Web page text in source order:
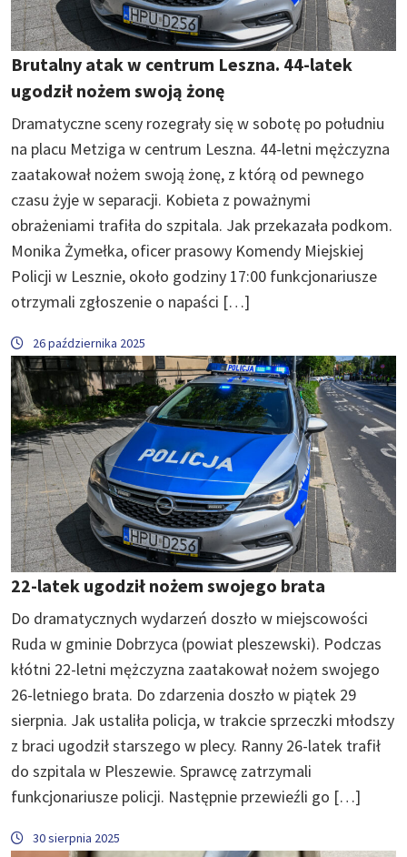
Brutalny atak w centrum Leszna. 44-latek
ugodził nożem swoją żonę
Dramatyczne sceny rozegrały się w sobotę po południu
na placu Metziga w centrum Leszna. 44-letni mężczyzna
zaatakował nożem swoją żonę, z którą od pewnego
czasu żyje w separacji. Kobieta z poważnymi
obrażeniami trafiła do szpitala. Jak przekazała podkom.
Monika Żymełka, oficer prasowy Komendy Miejskiej
Policji w Lesznie, około godziny 17:00 funkcjonariusze
otrzymali zgłoszenie o napaści […]
26 października 2025
22-latek ugodził nożem swojego brata
Do dramatycznych wydarzeń doszło w miejscowości
Ruda w gminie Dobrzyca (powiat pleszewski). Podczas
kłótni 22-letni mężczyzna zaatakował nożem swojego
26-letniego brata. Do zdarzenia doszło w piątek 29
sierpnia. Jak ustaliła policja, w trakcie sprzeczki młodszy
z braci ugodził starszego w plecy. Ranny 26-latek trafił
do szpitala w Pleszewie. Sprawcę zatrzymali
funkcjonariusze policji. Następnie przewieźli go […]
30 sierpnia 2025